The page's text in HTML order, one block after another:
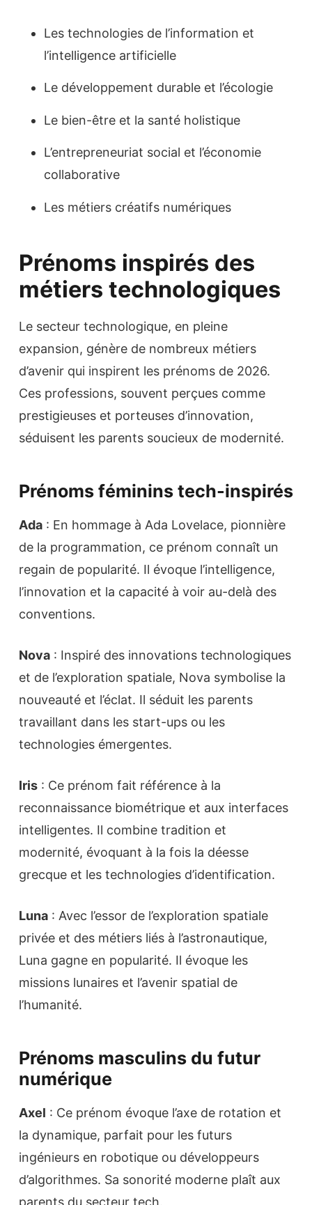
Les technologies de l’information et
l’intelligence artificielle
Le développement durable et l’écologie
Le bien-être et la santé holistique
L’entrepreneuriat social et l’économie
collaborative
Les métiers créatifs numériques
Prénoms inspirés des
métiers technologiques
Le secteur technologique, en pleine
expansion, génère de nombreux métiers
d’avenir qui inspirent les prénoms de 2026.
Ces professions, souvent perçues comme
prestigieuses et porteuses d’innovation,
séduisent les parents soucieux de modernité.
Prénoms féminins tech-inspirés
Ada : En hommage à Ada Lovelace, pionnière
de la programmation, ce prénom connaît un
regain de popularité. Il évoque l’intelligence,
l’innovation et la capacité à voir au-delà des
conventions.
Nova : Inspiré des innovations technologiques
et de l’exploration spatiale, Nova symbolise la
nouveauté et l’éclat. Il séduit les parents
travaillant dans les start-ups ou les
technologies émergentes.
Iris : Ce prénom fait référence à la
reconnaissance biométrique et aux interfaces
intelligentes. Il combine tradition et
modernité, évoquant à la fois la déesse
grecque et les technologies d’identification.
Luna : Avec l’essor de l’exploration spatiale
privée et des métiers liés à l’astronautique,
Luna gagne en popularité. Il évoque les
missions lunaires et l’avenir spatial de
l’humanité.
Prénoms masculins du futur
numérique
Axel : Ce prénom évoque l’axe de rotation et
la dynamique, parfait pour les futurs
ingénieurs en robotique ou développeurs
d’algorithmes. Sa sonorité moderne plaît aux
parents du secteur tech.